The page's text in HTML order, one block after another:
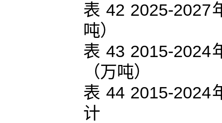
表 42 2025-2027
吨）
表 43 2015-2024
（万吨）
表 44 2015-2024
计